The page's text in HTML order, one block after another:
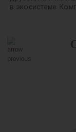
в экосистеме